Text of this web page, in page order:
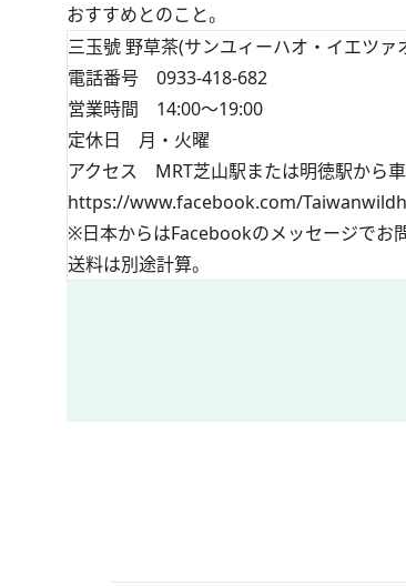
おすすめとのこと。
三玉號 野草茶(サンユィーハオ・イエツァ
電話番号 0933-418-682
営業時間 14:00～19:00
定休日 月・火曜
アクセス MRT芝山駅または明徳駅から
https://www.facebook.com/
※日本からはFacebookのメッセージでお
送料は別途計算。